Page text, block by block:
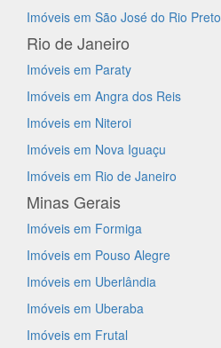
Imóveis em São José do Rio Preto
Rio de Janeiro
Imóveis em Paraty
Imóveis em Angra dos Reis
Imóveis em Niteroi
Imóveis em Nova Iguaçu
Imóveis em Rio de Janeiro
Minas Gerais
Imóveis em Formiga
Imóveis em Pouso Alegre
Imóveis em Uberlândia
Imóveis em Uberaba
Imóveis em Frutal